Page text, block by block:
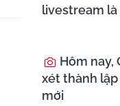
livestream là
Hôm nay,
xét thành
mới